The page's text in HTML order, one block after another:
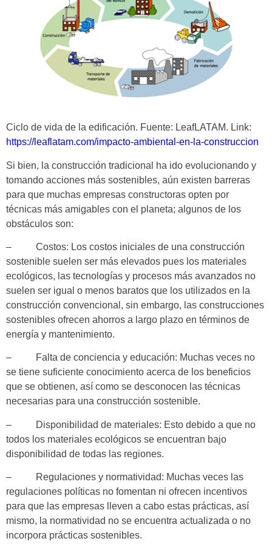
Ciclo de vida de la edificación. Fuente: LeafLATAM. Link:
https://leaflatam.com/impacto-ambiental-en-la-construccion
Si bien, la construcción tradicional ha ido evolucionando y
tomando acciones más sostenibles, aún existen barreras
para que muchas empresas constructoras opten por
técnicas más amigables con el planeta; algunos de los
obstáculos son:
– Costos: Los costos iniciales de una construcción
sostenible suelen ser más elevados pues los materiales
ecológicos, las tecnologías y procesos más avanzados no
suelen ser igual o menos baratos que los utilizados en la
construcción convencional, sin embargo, las construcciones
sostenibles ofrecen ahorros a largo plazo en términos de
energía y mantenimiento.
– Falta de conciencia y educación: Muchas veces no
se tiene suficiente conocimiento acerca de los beneficios
que se obtienen, así como se desconocen las técnicas
necesarias para una construcción sostenible.
– Disponibilidad de materiales: Esto debido a que no
todos los materiales ecológicos se encuentran bajo
disponibilidad de todas las regiones.
– Regulaciones y normatividad: Muchas veces las
regulaciones políticas no fomentan ni ofrecen incentivos
para que las empresas lleven a cabo estas prácticas, así
mismo, la normatividad no se encuentra actualizada o no
incorpora prácticas sostenibles.